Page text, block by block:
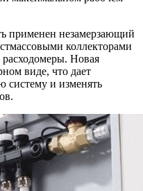
применен незамерзающий
коллекторами
Новая
виде, что дает
систему и изменять